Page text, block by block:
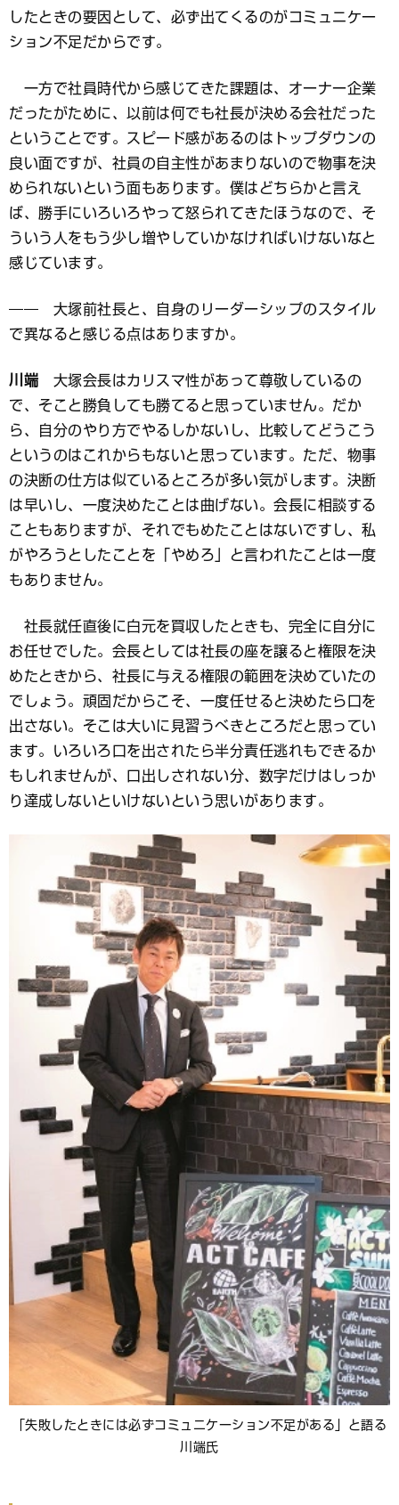
したときの要因として、必ず出てくるのがコミュニケー
ション不足だからです。
一方で社員時代から感じてきた課題は、オーナー企業
だったがために、以前は何でも社長が決める会社だった
ということです。スピード感があるのはトップダウンの
良い面ですが、社員の自主性があまりないので物事を決
められないという面もあります。僕はどちらかと言え
ば、勝手にいろいろやって怒られてきたほうなので、そ
ういう人をもう少し増やしていかなければいけないなと
感じています。
―― 大塚前社長と、自身のリーダーシップのスタイル
で異なると感じる点はありますか。
川端 大塚会長はカリスマ性があって尊敬しているの
で、そこと勝負しても勝てると思っていません。だか
ら、自分のやり方でやるしかないし、比較してどうこう
というのはこれからもないと思っています。ただ、物事
の決断の仕方は似ているところが多い気がします。決断
は早いし、一度決めたことは曲げない。会長に相談する
こともありますが、それでもめたことはないですし、私
がやろうとしたことを「やめろ」と言われたことは一度
もありません。
社長就任直後に白元を買収したときも、完全に自分に
お任せでした。会長としては社長の座を譲ると権限を決
めたときから、社長に与える権限の範囲を決めていたの
でしょう。頑固だからこそ、一度任せると決めたら口を
出さない。そこは大いに見習うべきところだと思ってい
ます。いろいろ口を出されたら半分責任逃れもできるか
もしれませんが、口出しされない分、数字だけはしっか
り達成しないといけないという思いがあります。
「失敗したときには必ずコミュニケーション不足がある」と語る
川端氏